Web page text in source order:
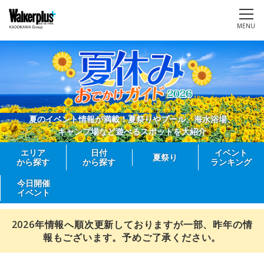
MENU
夏のイベント情報が満載！夏祭りやプール、海水浴場、
キャンプ場など遊べるスポットを大紹介
エリア
から探す
日付
から探す
夏祭り
イベント
ランキング
今日開催
イベント
2026年情報へ順次更新しておりますが一部、昨年の情
報もございます。予めご了承ください。